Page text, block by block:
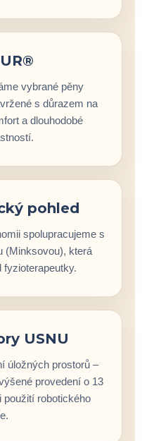
vybrané pěny
s důrazem na
a dlouhodobé
pohled
spolupracujeme s
(Minksovou), která
fyzioterapeutky.
USNU
úložných prostorů –
provedení o 13
použití robotického